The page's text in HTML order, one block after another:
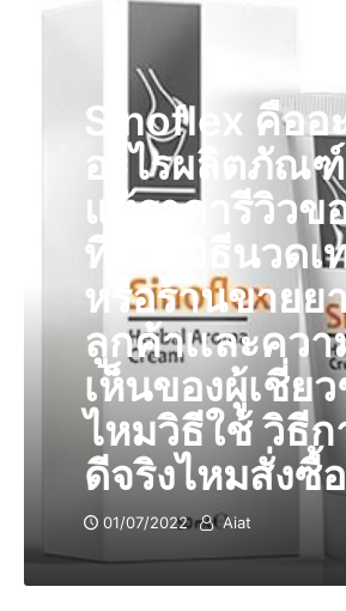
Sinoflex คืออ
อะไรผลิตภัณ
แท้ราคารีวิวข
ที่ไหนวิธีนวดเท
หรือร้านขายย
ลูกค้าเเละคว
เห็นของผู้เชี่ย
ไหมวิธีใช้ วิธีก
ดีจริงไหมสั่งซื้อ
01/07/2022 Aiat